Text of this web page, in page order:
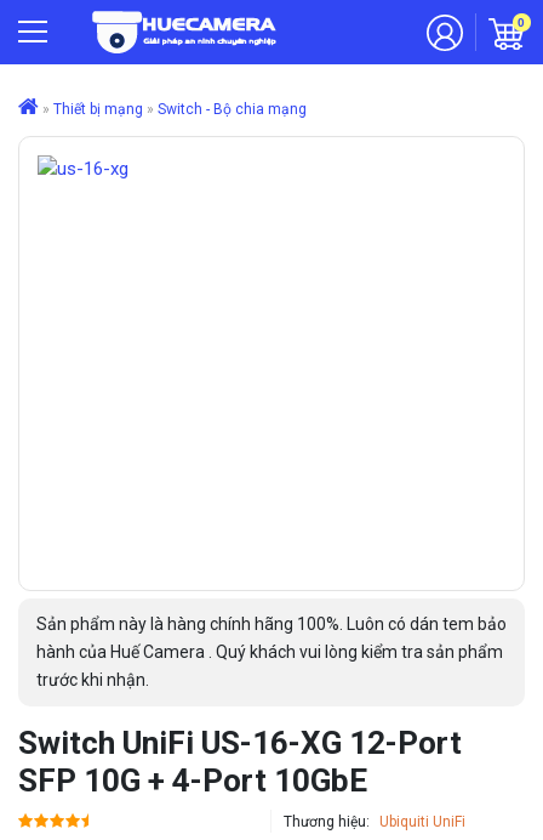
0
» Thiết bị mạng » Switch - Bộ chia mạng
Sản phẩm này là hàng chính hãng 100%. Luôn có dán tem bảo
hành của Huế Camera . Quý khách vui lòng kiểm tra sản phẩm
trước khi nhận.
Switch UniFi US-16-XG 12-Port
SFP 10G + 4-Port 10GbE
Thương hiệu: Ubiquiti UniFi